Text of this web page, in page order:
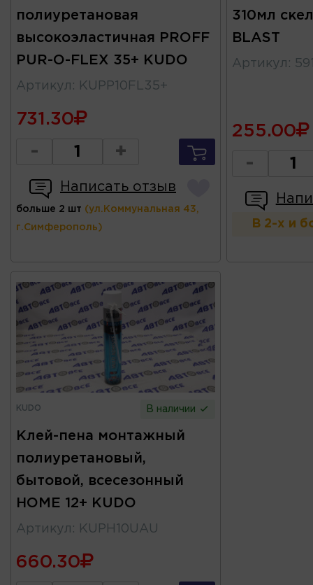
полиуретановая
высокоэластичная PROFF
PUR-O-FLEX 35+ KUDO
Артикул : KUPP10FL35+
731.30
- +
Написать отзыв
больше 2 шт (ул.Коммунальная 43,
г.Симферополь)
310мл
BLAST
Артикул :
255.00
-
В 2-х и
KUDO В наличии
Клей-пена монтажный
полиуретановый,
бытовой, всесезонный
HOME 12+ KUDO
Артикул : KUPH10UAU
660.30